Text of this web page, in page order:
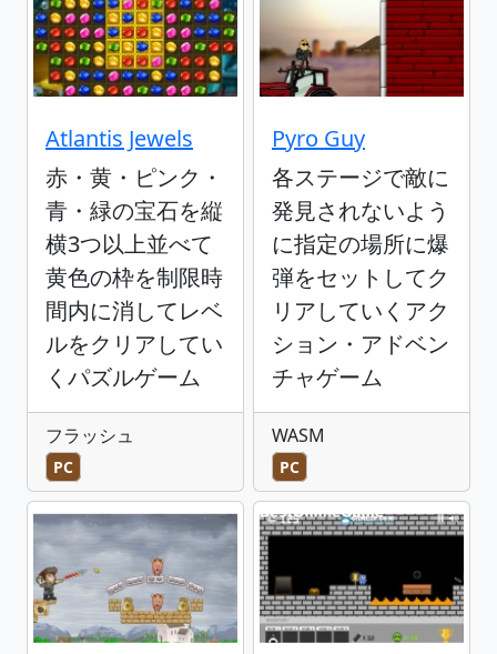
Atlantis Jewels
赤・黄・ピンク・
青・緑の宝石を縦
横3つ以上並べて
黄色の枠を制限時
間内に消してレベ
ルをクリアしてい
くパズルゲーム
フラッシュ
PC
Pyro Guy
各ステージで敵に
発見されないよう
に指定の場所に爆
弾をセットしてク
リアしていくアク
ション・アドベン
チャゲーム
WASM
PC